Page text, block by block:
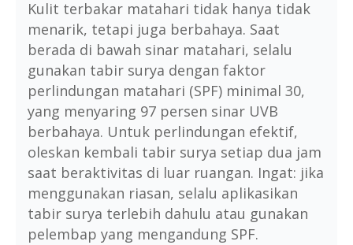
Kulit terbakar matahari tidak hanya tidak
menarik, tetapi juga berbahaya. Saat
berada di bawah sinar matahari, selalu
gunakan tabir surya dengan faktor
perlindungan matahari (SPF) minimal 30,
yang menyaring 97 persen sinar UVB
berbahaya. Untuk perlindungan efektif,
oleskan kembali tabir surya setiap dua jam
saat beraktivitas di luar ruangan. Ingat: jika
menggunakan riasan, selalu aplikasikan
tabir surya terlebih dahulu atau gunakan
pelembap yang mengandung SPF.